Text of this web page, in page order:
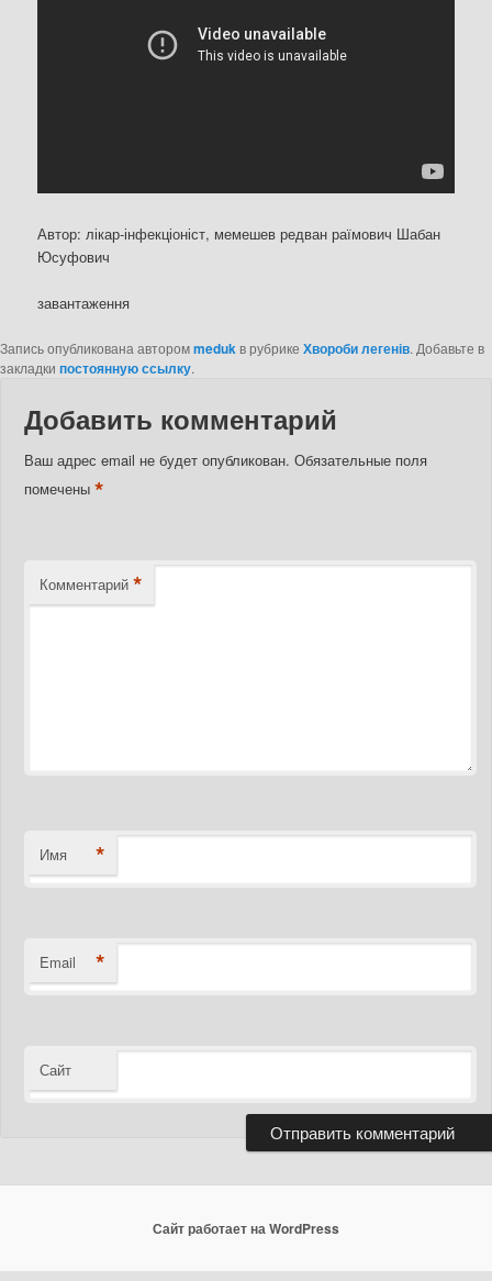
Автор: лікар-інфекціоніст, мемешев редван раїмович Шабан
Юсуфович
завантаження
Запись опубликована авторомmeduk в рубрике Хвороби легенів. Добавьте в
закладки постоянную ссылку.
Добавить комментарий
Ваш адрес email не будет опубликован. Обязательные поля
помечены*
Комментарий *
Имя *
Email *
Сайт
Сайт работает на WordPress